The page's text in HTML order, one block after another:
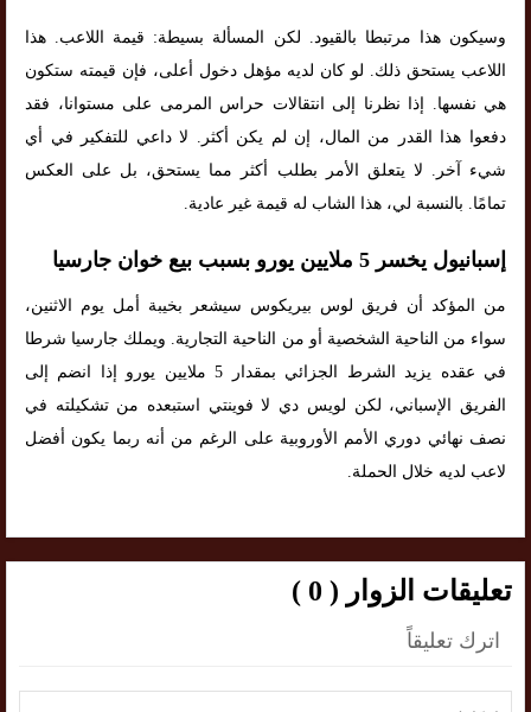
وسيكون هذا مرتبطا بالقيود. لكن المسألة بسيطة: قيمة اللاعب. هذا
اللاعب يستحق ذلك. لو كان لديه مؤهل دخول أعلى، فإن قيمته ستكون
هي نفسها. إذا نظرنا إلى انتقالات حراس المرمى على مستوانا، فقد
دفعوا هذا القدر من المال، إن لم يكن أكثر. لا داعي للتفكير في أي
شيء آخر. لا يتعلق الأمر بطلب أكثر مما يستحق، بل على العكس
تمامًا. بالنسبة لي، هذا الشاب له قيمة غير عادية.
إسبانيول يخسر 5 ملايين يورو بسبب بيع خوان جارسيا
من المؤكد أن فريق لوس بيريكوس سيشعر بخيبة أمل يوم الاثنين،
سواء من الناحية الشخصية أو من الناحية التجارية. ويملك جارسيا شرطا
في عقده يزيد الشرط الجزائي بمقدار 5 ملايين يورو إذا انضم إلى
الفريق الإسباني، لكن لويس دي لا فوينتي استبعده من تشكيلته في
نصف نهائي دوري الأمم الأوروبية على الرغم من أنه ربما يكون أفضل
لاعب لديه خلال الحملة.
تعليقات الزوار ( 0 )
اترك تعليقاً